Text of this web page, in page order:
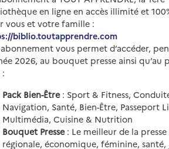
en ligne en accès illimité et
vous et votre famille :
biblio.toutapprendre.com
vous permet d’accéder,
2026, au bouquet presse ainsi qu’au
Pack Bien-Être: Sport & Fitness,
Navigation, Santé, Bien-Être, Passeport
Multimédia, Cuisine & Nutrition
Bouquet Presse: Le meilleur de la
régionale, économique, féminine, santé,